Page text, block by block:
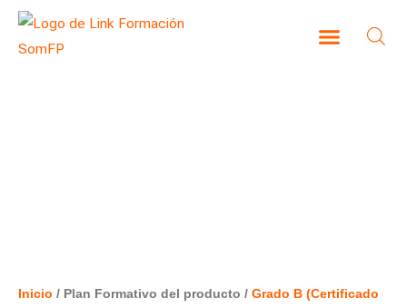
Inicio / Plan Formativo del producto / Grado B (Certificado